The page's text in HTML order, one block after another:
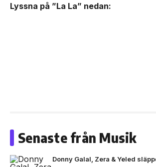
Lyssna på ”La La” nedan:
Senaste från Musik
Donny Galal, Zera & Yeled